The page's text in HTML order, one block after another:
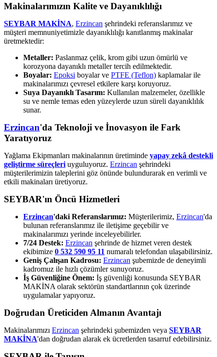
Makinalarımızın Kalite ve Dayanıklılığı
SEYBAR MAKİNA, Erzincan şehrindeki referanslarımız ve
müşteri memnuniyetimizle dayanıklılığı kanıtlanmış makinalar
üretmektedir:
Metaller: Paslanmaz çelik, krom gibi uzun ömürlü ve
korozyona dayanıklı metaller tercih edilmektedir.
Boyalar: Epoksi boyalar ve PTFE (Teflon) kaplamalar ile
makinalarımızı çevresel etkilere karşı koruyoruz.
Suya Dayanıklı Tasarım: Kullanılan malzemeler, özellikle
su ve nemle temas eden yüzeylerde uzun süreli dayanıklılık
sunar.
Erzincan'da Teknoloji ve İnovasyon ile Fark
Yaratıyoruz
Yağlama Ekipmanları makinalarının üretiminde yapay zekâ destekli
geliştirme süreçleri uyguluyoruz. Erzincan şehrindeki
müşterilerimizin taleplerini göz önünde bulundurarak en verimli ve
etkili makinaları üretiyoruz.
SEYBAR'ın Öncü Hizmetleri
Erzincan'daki Referanslarımız: Müşterilerimiz, Erzincan'da
bulunan referanslarımız ile iletişime geçebilir ve
makinalarımızı yerinde inceleyebilirler.
7/24 Destek: Erzincan şehrinde de hizmet veren destek
ekibimize 0 532 590 95 11 numaralı telefondan ulaşabilirsiniz.
Geniş Çalışan Kadrosu: Erzincan şubemizde de deneyimli
kadromuz ile hızlı çözümler sunuyoruz.
İş Güvenliğine Önem: İş güvenliği konusunda SEYBAR
MAKİNA olarak sektörün standartlarının çok üzerinde
uygulamalar yapıyoruz.
Doğrudan Üreticiden Almanın Avantajı
Makinalarımızı Erzincan şehrindeki şubemizden veya SEYBAR
MAKİNA'dan doğrudan alarak ek ücretlerden tasarruf edebilirsiniz.